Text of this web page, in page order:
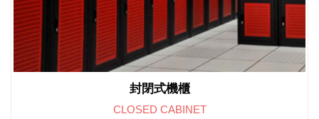
封閉式機櫃
CLOSED CABINET